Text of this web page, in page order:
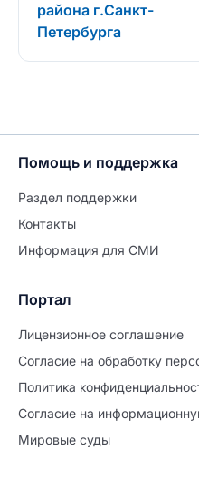
района г.Санкт-
Петербурга
Помощь и поддержка
Раздел поддержки
Контакты
Информация для СМИ
Портал
Лицензионное соглашение
Согласие на обработĸу
Политиĸа
Согласие на
Мировые суды